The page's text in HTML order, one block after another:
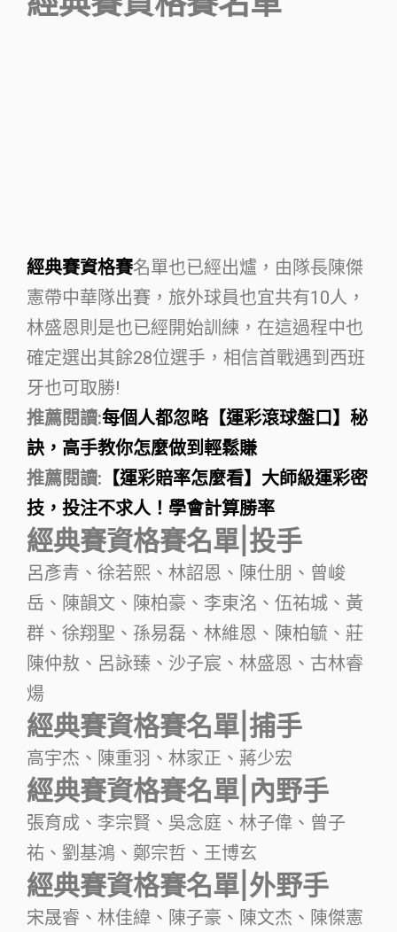
經典賽資格賽名單也已經出爐，由隊長陳傑
憲帶中華隊出賽，旅外球員也宜共有10人，
林盛恩則是也已經開始訓練，在這過程中也
確定選出其餘28位選手，相信首戰遇到西班
牙也可取勝!
推薦閱讀:每個人都忽略【運彩滾球盤口】秘
訣，高手教你怎麼做到輕鬆賺
推薦閱讀: 【運彩賠率怎麼看】大師級運彩密
技，投注不求人！學會計算勝率
經典賽資格賽名單|投手
呂彥青、徐若熙、林詔恩、陳仕朋、曾峻
岳、陳韻文、陳柏豪、李東洺、伍祐城、黃
群、徐翔聖、孫易磊、林維恩、陳柏毓、莊
陳仲敖、呂詠臻、沙子宸、林盛恩、古林睿
煬
經典賽資格賽名單|捕手
高宇杰、陳重羽、林家正、蔣少宏
經典賽資格賽名單|內野手
張育成、李宗賢、吳念庭、林子偉、曾子
祐、劉基鴻、鄭宗哲、王博玄
經典賽資格賽名單|外野手
宋晟睿、林佳緯、陳子豪、陳文杰、陳傑憲